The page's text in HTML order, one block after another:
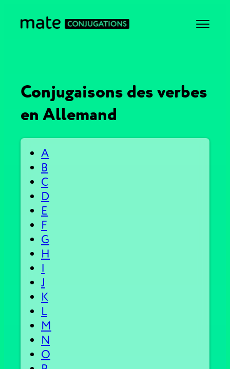
Conjugaisons des verbes
en Allemand
A
B
C
D
E
F
G
H
I
J
K
L
M
N
O